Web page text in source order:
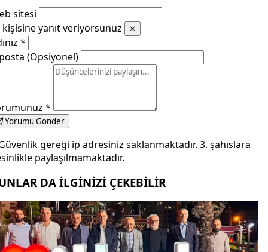
sitesi
kişisine yanıt veriyorsunuz
✕
*
(Opsiyonel)
*
Yorumu Gönder
gereği ip adresiniz saklanmaktadır. 3. şahıslara
paylaşılmamaktadır.
DA İLGİNİZİ ÇEKEBİLİR